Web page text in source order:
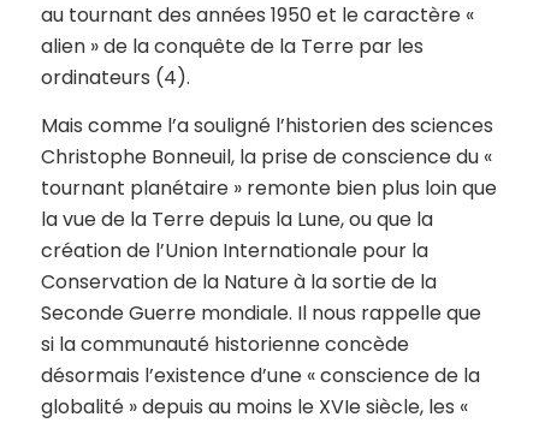
au tournant des années 1950 et le caractère «
alien » de la conquête de la Terre par les
ordinateurs (4).
Mais comme l’a souligné l’historien des sciences
Christophe Bonneuil, la prise de conscience du «
tournant planétaire » remonte bien plus loin que
la vue de la Terre depuis la Lune, ou que la
création de l’Union Internationale pour la
Conservation de la Nature à la sortie de la
Seconde Guerre mondiale. Il nous rappelle que
si la communauté historienne concède
désormais l’existence d’une « conscience de la
globalité » depuis au moins le XVIe siècle, les «